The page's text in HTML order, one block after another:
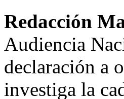
Redacción
Audiencia
declaración a
investiga la